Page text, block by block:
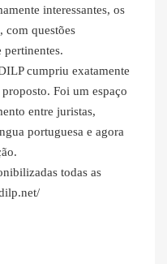
interessantes, os
com questões
pertinentes.
cumpriu exatamente
Foi um espaço
entre juristas,
portuguesa e agora
todas as